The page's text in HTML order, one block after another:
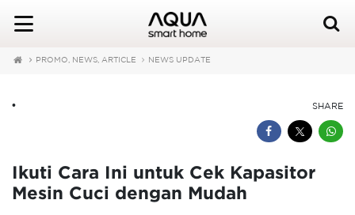
PROMO, NEWS, ARTICLE NEWS UPDATE
SHARE
•
Ikuti Cara Ini untuk Cek Kapasitor
Mesin Cuci dengan Mudah